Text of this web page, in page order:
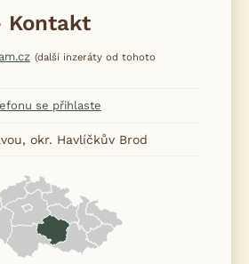
Kontakt
(další inzeráty od tohoto
se přihlaste
okr. Havlíčkův Brod